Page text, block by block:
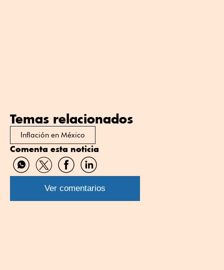
Temas relacionados
Inflación en México
Comenta esta noticia
Compartir
por
WhatsApp
Compartir
por
Twitter
Compartir
por
Facebook
Compartir
por
Linkedin
Ver comentarios